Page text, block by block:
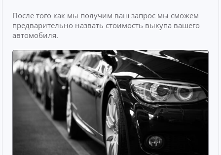
После того как мы получим ваш запрос мы сможем
предварительно назвать стоимость выкупа вашего
автомобиля.